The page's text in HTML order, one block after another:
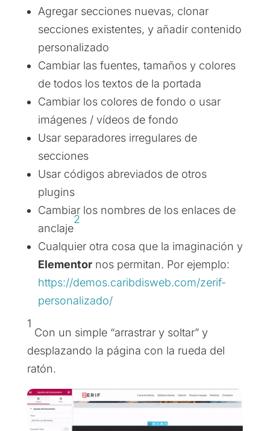
Agregar secciones nuevas, clonar
secciones existentes, y añadir contenido
personalizado
Cambiar las fuentes, tamaños y colores
de todos los textos de la portada
Cambiar los colores de fondo o usar
imágenes / vídeos de fondo
Usar separadores irregulares de
secciones
Usar códigos abreviados de otros
plugins
Cambiar los nombres de los enlaces de
anclaje
2
Cualquier otra cosa que la imaginación y
Elementornos permitan. Por ejemplo:
https://demos.caribdisweb.com/zerif-
personalizado/
1
Con un simple “arrastrar y soltar” y
desplazando la página con la rueda del
ratón.